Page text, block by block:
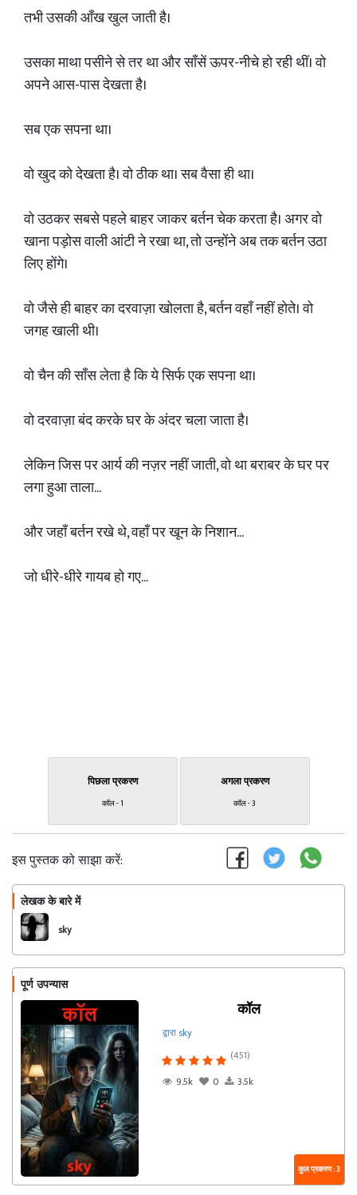
तभी उसकी आँख खुल जाती है।
उसका माथा पसीने से तर था और साँसें ऊपर-नीचे हो रही थीं। वो
अपने आस-पास देखता है।
सब एक सपना था।
वो खुद को देखता है। वो ठीक था। सब वैसा ही था।
वो उठकर सबसे पहले बाहर जाकर बर्तन चेक करता है। अगर वो
खाना पड़ोस वाली आंटी ने रखा था, तो उन्होंने अब तक बर्तन उठा
लिए होंगे।
वो जैसे ही बाहर का दरवाज़ा खोलता है, बर्तन वहाँ नहीं होते। वो
जगह खाली थी।
वो चैन की साँस लेता है कि ये सिर्फ एक सपना था।
वो दरवाज़ा बंद करके घर के अंदर चला जाता है।
लेकिन जिस पर आर्य की नज़र नहीं जाती, वो था बराबर के घर पर
लगा हुआ ताला...
और जहाँ बर्तन रखे थे, वहाँ पर खून के निशान...
जो धीरे-धीरे गायब हो गए...
पिछला प्रकरण
कॉल - 1
अगला प्रकरण
कॉल - 3
इस पुस्तक को साझा करें:
लेखक के बारे में
sky
पूर्ण उपन्यास
कॉल
द्वारा sky
(451)
9.5k
0 3.5k
कुल प्रकरण : 3